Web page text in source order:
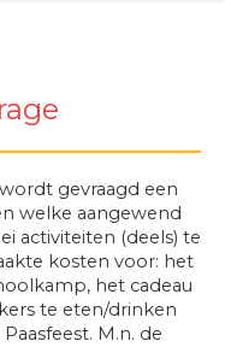
gevraagd een
welke aangewend
activiteiten (deels) te
kosten voor: het
het cadeau
te eten/drinken
M.n. de